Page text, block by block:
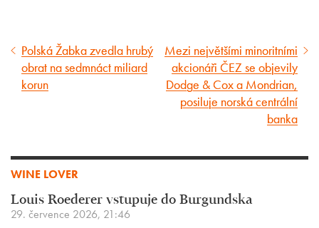
Předcházející
článek
Polská Žabka zvedla hrubý
obrat na sedmnáct miliard
korun
Následující
článek
Mezi největšími minoritními
akcionáři ČEZ se objevily
Dodge & Cox a Mondrian,
posiluje norská centrální
banka
WINE LOVER
Louis Roederer vstupuje do Burgundska
29. července 2026, 21:46